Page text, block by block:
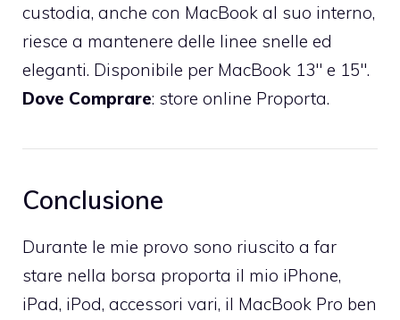
custodia, anche con MacBook al suo interno,
riesce a mantenere delle linee snelle ed
eleganti. Disponibile per MacBook 13″ e 15″.
Dove Comprare: store online Proporta.
Conclusione
Durante le mie provo sono riuscito a far
stare nella borsa proporta il mio iPhone,
iPad, iPod, accessori vari, il MacBook Pro ben